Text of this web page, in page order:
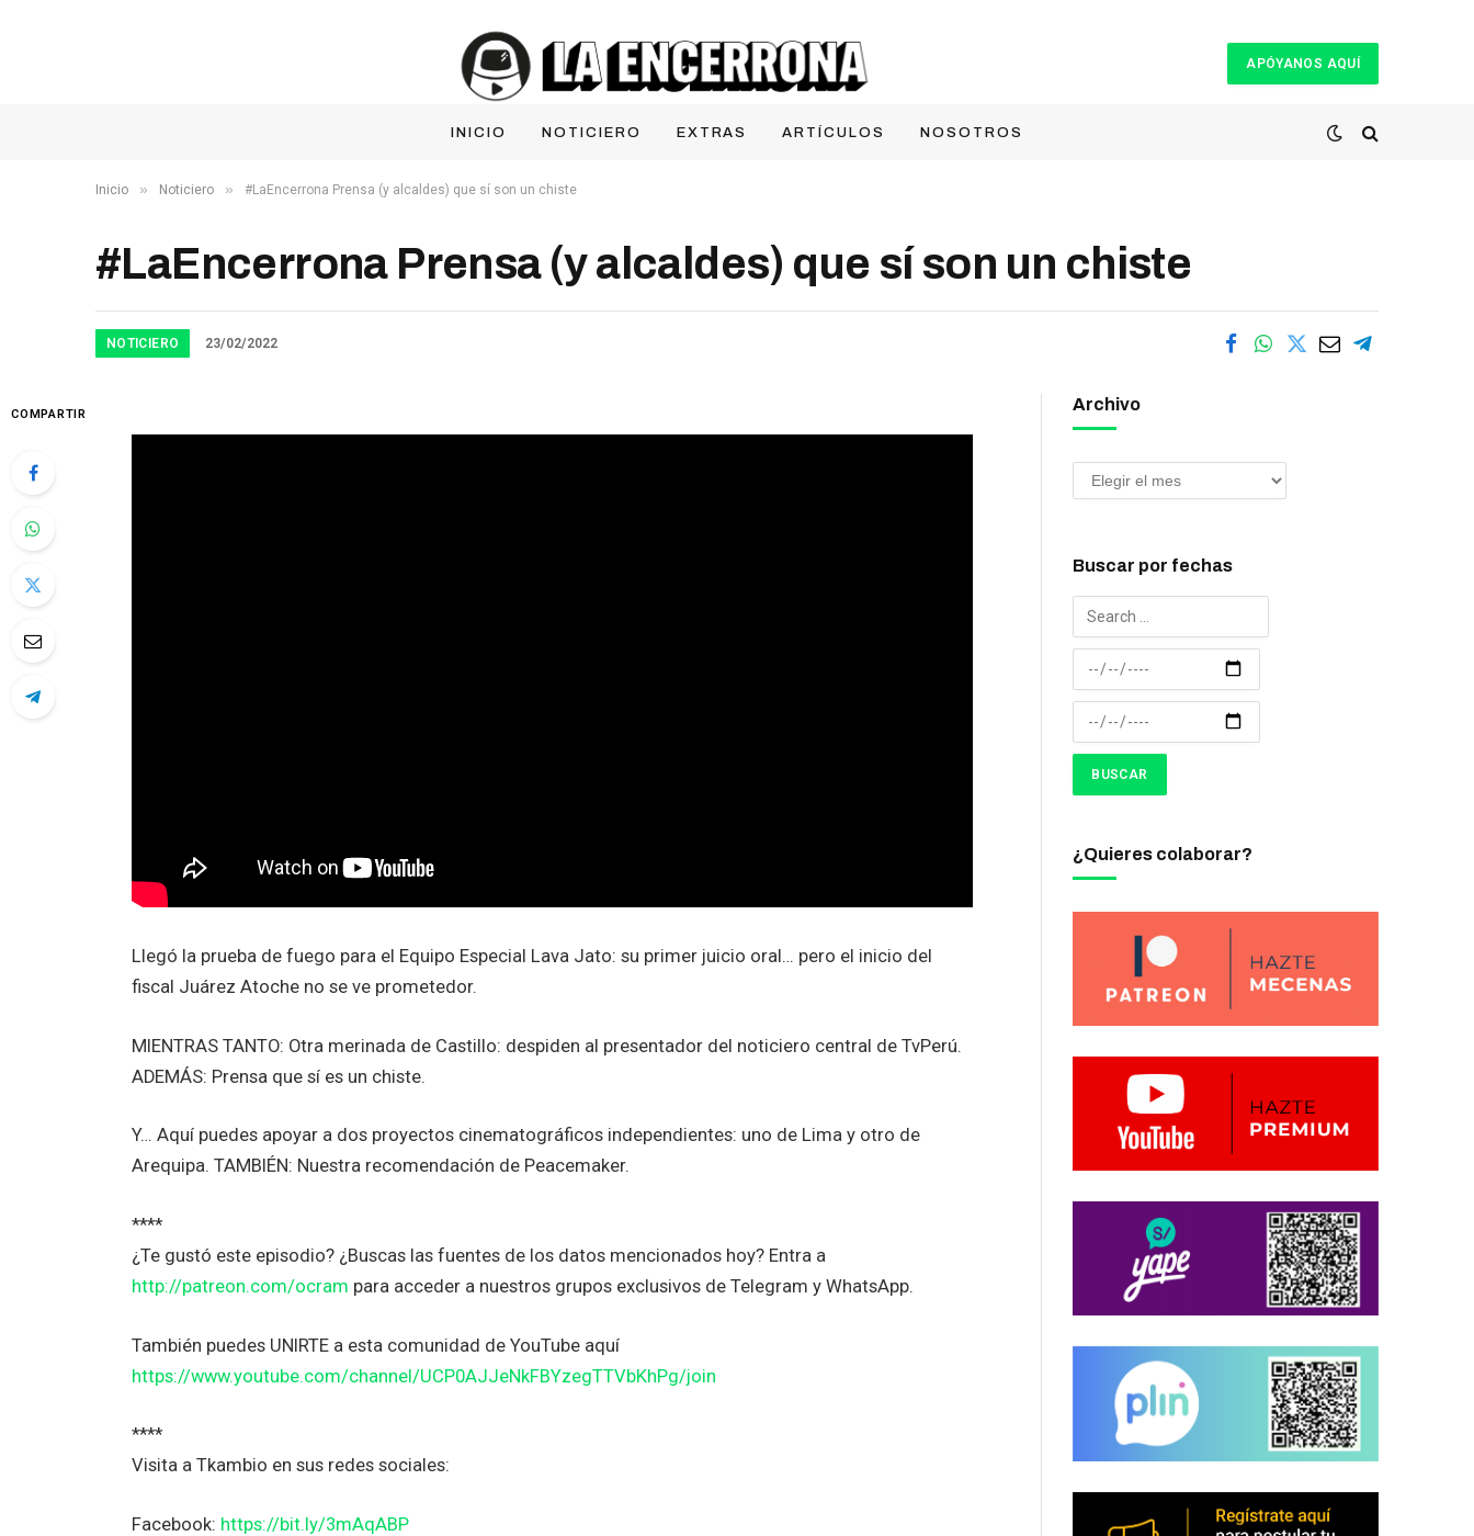
APÓYANOS AQUÍ
INICIO NOTICIERO EXTRAS ARTÍCULOS NOSOTROS
Inicio » Noticiero » #LaEncerrona Prensa (y alcaldes) que sí son un chiste
#LaEncerrona Prensa (y alcaldes) que sí son un chiste
NOTICIERO 23/02/2022
COMPARTIR
Llegó la prueba de fuego para el Equipo Especial Lava Jato: su primer juicio oral… pero el inicio del
fiscal Juárez Atoche no se ve prometedor.
MIENTRAS TANTO: Otra merinada de Castillo: despiden al presentador del noticiero central de TvPerú.
ADEMÁS: Prensa que sí es un chiste.
Y… Aquí puedes apoyar a dos proyectos cinematográficos independientes: uno de Lima y otro de
Arequipa. TAMBIÉN: Nuestra recomendación de Peacemaker.
****
¿Te gustó este episodio? ¿Buscas las fuentes de los datos mencionados hoy? Entra a
http://patreon.com/ocram para acceder a nuestros grupos exclusivos de Telegram y WhatsApp.
También puedes UNIRTE a esta comunidad de YouTube aquí
https://www.youtube.com/channel/UCP0AJJeNkFBYzegTTVbKhPg/join
****
Visita a Tkambio en sus redes sociales:
Facebook: https://bit.ly/3mAqABP
Archivo
Buscar por fechas
¿Quieres colaborar?